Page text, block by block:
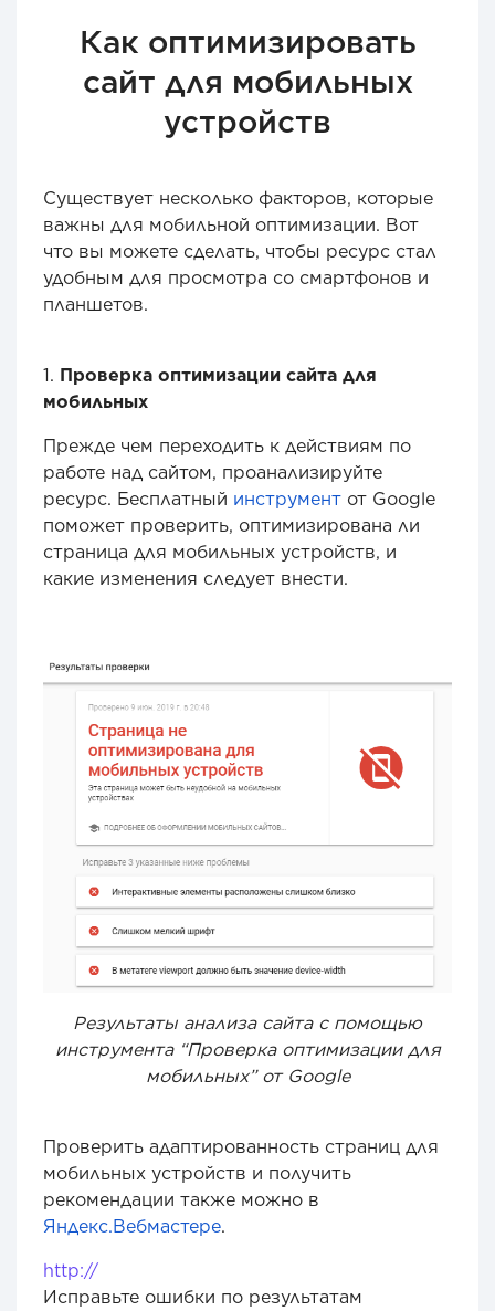
Как оптимизировать
сайт для мобильных
устройств
Существует несколько факторов, которые
важны для мобильной оптимизации. Вот
что вы можете сделать, чтобы ресурс стал
удобным для просмотра со смартфонов и
планшетов.
1. Проверка оптимизации сайта для
мобильных
Прежде чем переходить к действиям по
работе над сайтом, проанализируйте
ресурс. Бесплатный инструмент от Google
поможет проверить, оптимизирована ли
страница для мобильных устройств, и
какие изменения следует внести.
Результаты анализа сайта с помощью
инструмента “Проверка оптимизации для
мобильных” от Google
Проверить адаптированность страниц для
мобильных устройств и получить
рекомендации также можно в
Яндекс.Вебмастере.
http://
Исправьте ошибки по результатам